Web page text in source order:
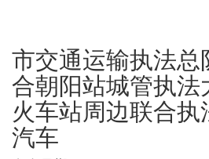
市交通运输执法总
合朝阳站城管执法
火车站周边联合执
汽车